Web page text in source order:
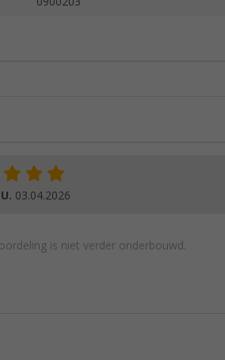
03.04.2026
is niet verder onderbouwd.